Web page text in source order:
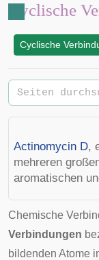
Cyclische
Cyclische
Actinomycin D,
mehreren
aromatischen
Chemische
Verbindungen
bildenden Atome